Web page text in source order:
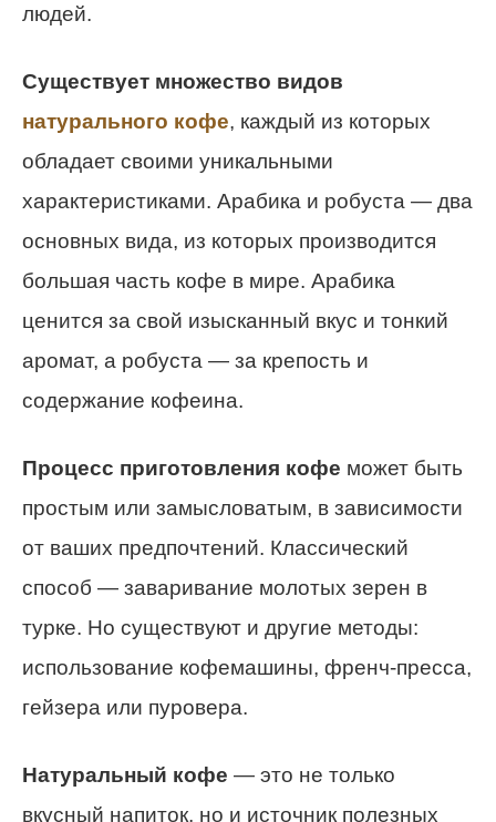
людей.
Существует множество видов
натурального кофе, каждый из которых
обладает своими уникальными
характеристиками. Арабика и робуста — два
основных вида, из которых производится
большая часть кофе в мире. Арабика
ценится за свой изысканный вкус и тонкий
аромат, а робуста — за крепость и
содержание кофеина.
Процесс приготовления кофе может быть
простым или замысловатым, в зависимости
от ваших предпочтений. Классический
способ — заваривание молотых зерен в
турке. Но существуют и другие методы:
использование кофемашины, френч-пресса,
гейзера или пуровера.
Натуральный кофе — это не только
вкусный напиток, но и источник полезных